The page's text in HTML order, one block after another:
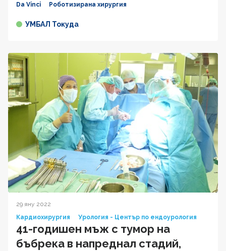
Da Vinci Роботизирана хирургия
УМБАЛ Токуда
29 яну 2022
Кардиохирургия
Урология - Център по ендоурология
41-годишен мъж с тумор на
бъбрека в напреднал стадий,